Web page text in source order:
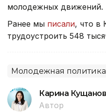
молодежных движений.
Ранее мы писали, что в
трудоустроить 548
Молодежная политика
Карина
Автор